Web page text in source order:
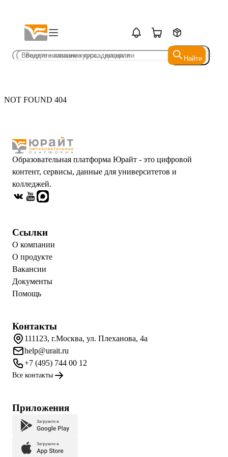
Найти
Найти
NOT FOUND 404
Образовательная платформа Юрайт - это цифровой
контент, сервисы, данные для университетов и
колледжей.
Ссылки
О компании
О продукте
Вакансии
Документы
Помощь
Контакты
111123, г.Москва, ул. Плеханова, 4а
help@urait.ru
+7 (495) 744 00 12
Все контакты
Приложения